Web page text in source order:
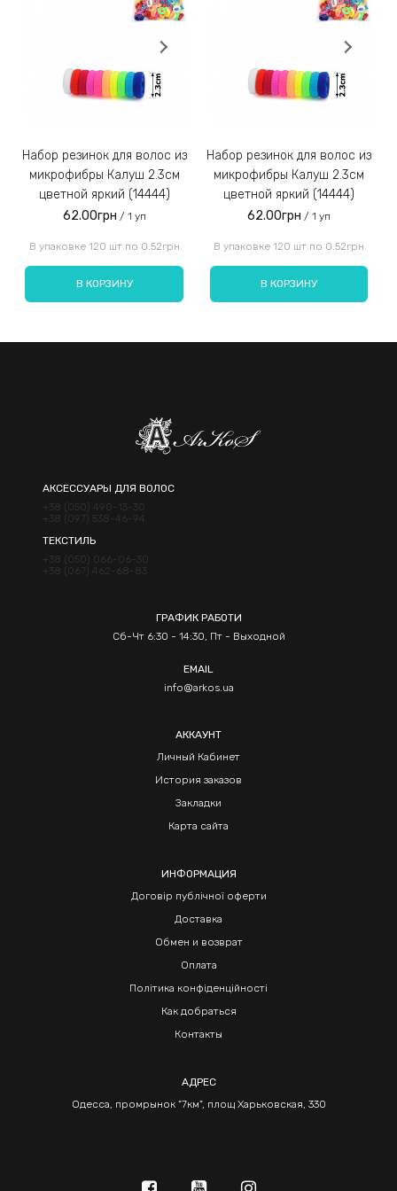
Набор резинок для волос из
микрофибры Калуш 2.3см
цветной яркий (14444)
62.00грн / 1 уп
В упаковке 120 шт по 0.52грн
В КОРЗИНУ
Набор резинок для волос из
микрофибры Калуш 2.3см
цветной яркий (14444)
62.00грн / 1 уп
В упаковке 120 шт по 0.52грн
В КОРЗИНУ
АКСЕССУАРЫ ДЛЯ ВОЛОС
+38 (050) 490-13-30
+38 (097) 538-46-94
ТЕКСТИЛЬ
+38 (050) 066-06-30
+38 (067) 462-68-83
ГРАФИК РАБОТИ
Сб-Чт 6:30 - 14:30, Пт - Выходной
EMAIL
info@arkos.ua
АККАУНТ
Личный Кабинет
История заказов
Закладки
Карта сайта
ИНФОРМАЦИЯ
Договір публічної оферти
Доставка
Обмен и возврат
Оплата
Політика конфіденційності
Как добраться
Контакты
АДРЕС
Одесса, промрынок "7км", площ Харьковская, 330